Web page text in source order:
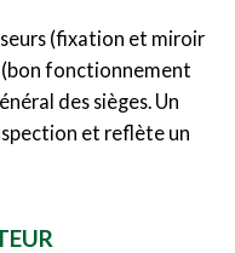
(fixation et miroir
fonctionnement
des sièges. Un
et reflète un